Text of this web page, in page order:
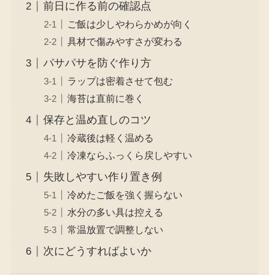
前日に作る前の確認点
ご飯は少しやわらかめが向く
具材で傷みやすさが変わる
パサパサを防ぐ作り方
ラップは密着させて包む
海苔は直前に巻く
保存と温め直しのコツ
冷蔵後は軽く温める
冷凍ならふっくら戻しやすい
失敗しやすい作り置き例
冷めたご飯を強く握らない
水分の多い具は控える
常温放置で調整しない
次にどうすればよいか